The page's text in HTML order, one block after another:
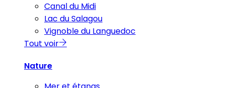
Canal du Midi
Lac du Salagou
Vignoble du Languedoc
Tout voir
Nature